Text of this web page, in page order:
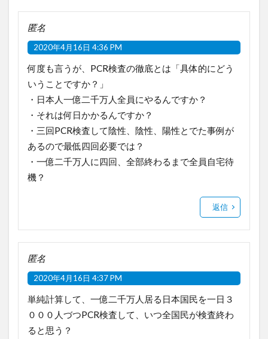
匿名
2020年4月16日 4:36 PM
何度も言うが、PCR検査の徹底とは「具体的にどう
いうことですか？」
・日本人一億二千万人全員にやるんですか？
・それは何日かかるんですか？
・三回PCR検査して陰性、陰性、陽性とでた事例が
あるので最低四回必要では？
・一億二千万人に四回、全部終わるまで全員自宅待
機？
返信
匿名
2020年4月16日 4:37 PM
単純計算して、一億二千万人居る日本国民を一日３
０００人づつPCR検査して、いつ全国民が検査終わ
ると思う？